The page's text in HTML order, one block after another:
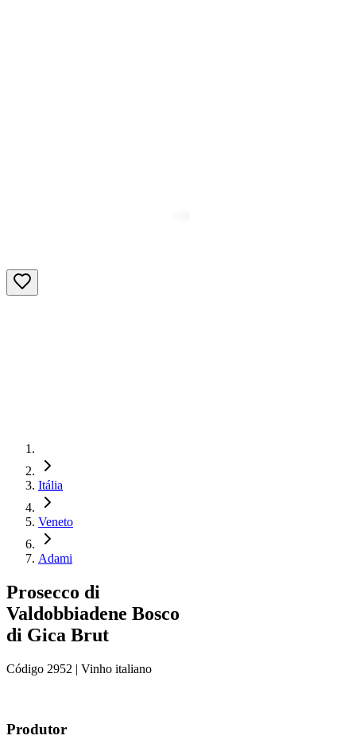
Itália
Veneto
Adami
Prosecco di
Valdobbiadene Bosco
di Gica Brut
Código 2952 | Vinho italiano
Produtor